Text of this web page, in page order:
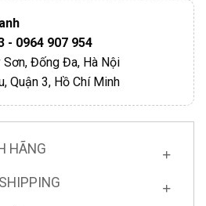
- 0964 907 954
Đống Đa, Hà Nội
Quận 3, Hồ Chí Minh
HÃNG